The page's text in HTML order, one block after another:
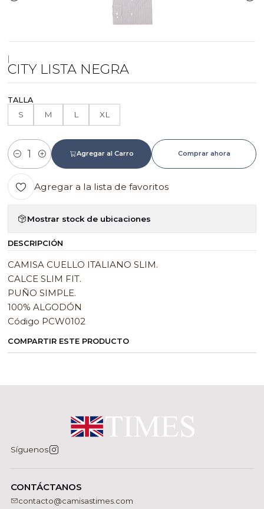
CITY LISTA NEGRA
TALLA
S M L XL
Cantidad
Agregar al Carro Comprar ahora
Agregar a la lista de favoritos
Mostrar stock de ubicaciones
DESCRIPCIÓN
CAMISA CUELLO ITALIANO SLIM.
CALCE SLIM FIT.
PUÑO SIMPLE.
100% ALGODÓN
Código PCW0102
COMPARTIR ESTE PRODUCTO
Síguenos
CONTÁCTANOS
contacto@camisastimes.com